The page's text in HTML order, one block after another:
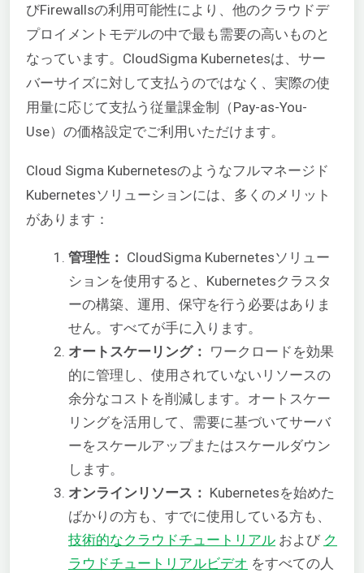
びFirewallsの利用可能性により、他のクラウドデ
プロイメントモデルの中で最も需要の高いものと
なっています。CloudSigma Kubernetesは、サー
バーサイズに対して支払うのではなく、実際の使
用量に応じて支払う従量課金制（Pay-as-You-
Use）の価格設定でご利用いただけます。
Cloud Sigma Kubernetesのようなフルマネージド
Kubernetesソリューションには、多くのメリット
があります：
管理性： CloudSigma Kubernetesソリュー
ションを使用すると、Kubernetesクラスタ
ーの構築、運用、保守を行う必要はありま
せん。すべてが手に入ります。
オートスケーリング： ワークロードを効果
的に管理し、使用されていないリソースの
余分なコストを削減します。オートスケー
リングを活用して、需要に基づいてサーバ
ーをスケールアップまたはスケールダウン
します。
オンラインリソース： Kubernetesを始めた
ばかりの方も、すでに使用している方も、
技術的なクラウドチュートリアル および ク
ラウドチュートリアルビデオ をすべての人